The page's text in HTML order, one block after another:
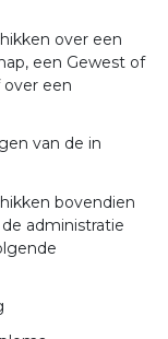
over een
een Gewest of
over een
van de in
bovendien
administratie